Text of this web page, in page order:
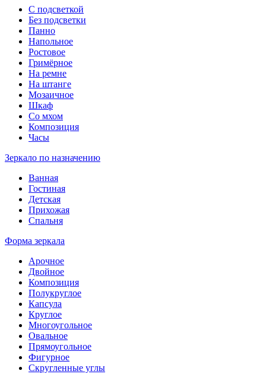
С подсветкой
Без подсветки
Панно
Напольное
Ростовое
Гримёрное
На ремне
На штанге
Мозаичное
Шкаф
Со мхом
Композиция
Часы
Зеркало по назначению
Ванная
Гостиная
Детская
Прихожая
Спальня
Форма зеркала
Арочное
Двойное
Композиция
Полукруглое
Капсула
Круглое
Многоугольное
Овальное
Прямоугольное
Фигурное
Скругленные углы